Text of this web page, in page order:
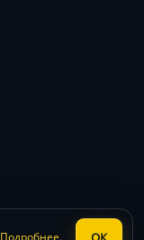
Подробнее. ОК